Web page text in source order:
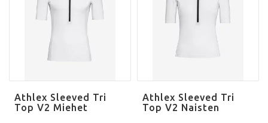
Athlex Sleeved Tri
Top V2 Miehet
Athlex Sleeved Tri
Top V2 Naisten